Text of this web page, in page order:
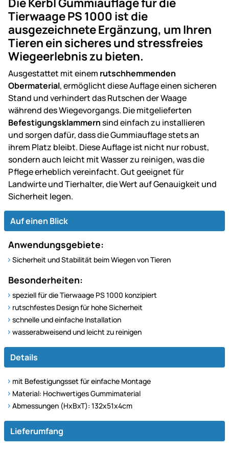
Tierwaage PS 1000 ist die
ausgezeichnete Ergänzung, um Ihren
Tieren ein sicheres und stressfreies
Wiegeerlebnis zu bieten.
Ausgestattet mit einem rutschhemmenden
Obermaterial, ermöglicht diese Auflage einen sicheren
Stand und verhindert das Rutschen der Waage
während des Wiegevorgangs. Die mitgelieferten
Befestigungsklammernsind einfach zu installieren
und sorgen dafür, dass die Gummiauflage stets an
ihrem Platz bleibt. Diese Auflage ist nicht nur robust,
sondern auch leicht mit Wasser zu reinigen, was die
Pflege erheblich vereinfacht. Gut geeignet für
Landwirte und Tierhalter, die Wert auf Genauigkeit und
Sicherheit legen.
Auf einen Blick
Anwendungsgebiete:
Sicherheit und Stabilität beim Wiegen von Tieren
Besonderheiten:
speziell für die Tierwaage PS 1000 konzipiert
rutschfestes Design für hohe Sicherheit
schnelle und einfache Installation
wasserabweisend und leicht zu reinigen
Details
mit Befestigungsset für einfache Montage
Material: Hochwertiges Gummimaterial
Abmessungen (HxBxT): 132x51x4cm
Lieferumfang